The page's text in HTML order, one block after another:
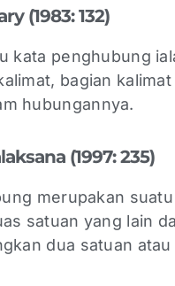
(1983: 132)
kata penghubung
bagian
hubungannya.
(1997: 235)
merupakan
satuan yang lain
dua satuan